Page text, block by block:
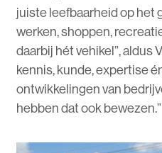
juiste leefbaarheid op het
werken, shoppen,
daarbij hét vehikel”, aldus
kennis, kunde, expertise
ontwikkelingen van
hebben dat ook bewezen.”